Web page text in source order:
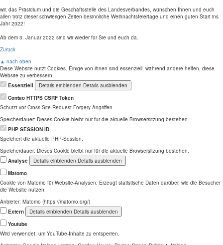
wir, das Präsidium und die Geschäftsstelle des Landesverbandes, wünschen Ihnen und euch
allen trotz dieser schwierigen Zeiten besinnliche Weihnachtsfeiertage und einen guten Start ins
Jahr 2022!
Ab dem 3. Januar 2022 sind wir wieder für Sie und euch da.
Zurück
▲ nach oben
Diese Website nutzt Cookies. Einige von ihnen sind essenziell, während andere helfen, diese
Website zu verbessern.
Essenziell
Details einblenden Details ausblenden
Contao HTTPS CSRF Token
Schützt vor Cross-Site-Request-Forgery Angriffen.
Speicherdauer: Dieses Cookie bleibt nur für die aktuelle Browsersitzung bestehen.
PHP SESSION ID
Speichert die aktuelle PHP-Session.
Speicherdauer: Dieses Cookie bleibt nur für die aktuelle Browsersitzung bestehen.
Analyse
Details einblenden Details ausblenden
Matomo
Cookie von Matomo für Website-Analysen. Erzeugt statistische Daten darüber, wie die Besucher
die Website nutzen.
Anbieter: Matomo (https://matomo.org/)
Extern
Details einblenden Details ausblenden
Youtube
Wird verwendet, um YouTube-Inhalte zu entsperren.